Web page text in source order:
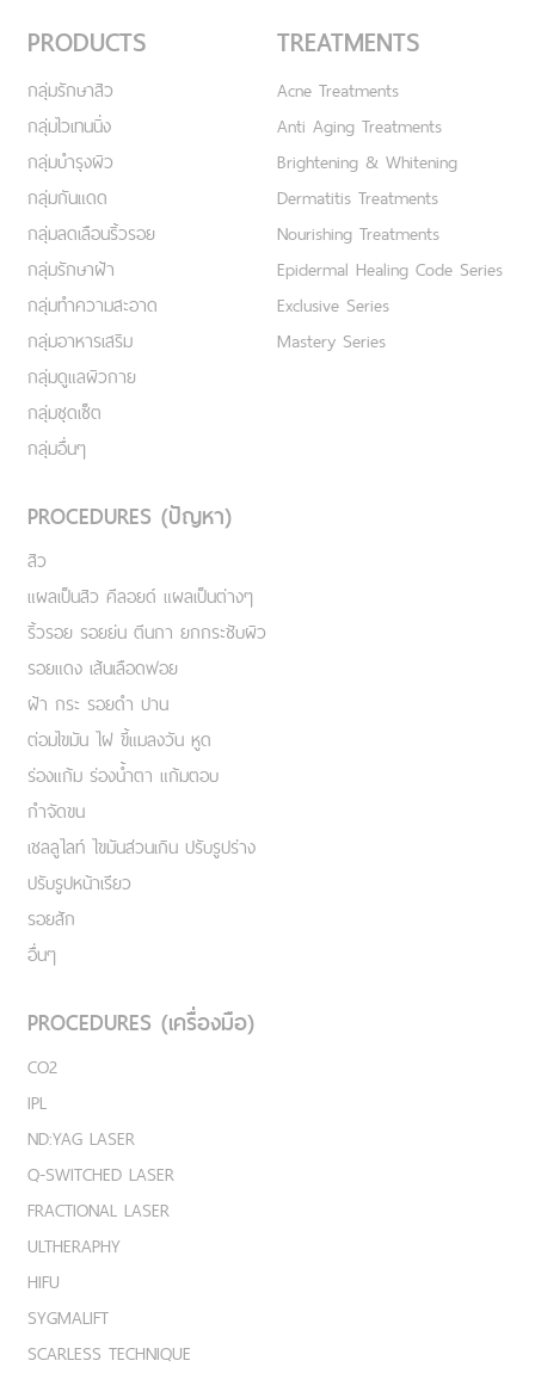
PRODUCTS
กลุ่มรักษาสิว
กลุ่มไวเทนนิ่ง
กลุ่มบำรุงผิว
กลุ่มกันแดด
กลุ่มลดเลือนริ้วรอย
กลุ่มรักษาฝ้า
กลุ่มทำความสะอาด
กลุ่มอาหารเสริม
กลุ่มดูแลผิวกาย
กลุ่มชุดเซ็ต
กลุ่มอื่นๆ
TREATMENTS
Acne Treatments
Anti Aging Treatments
Brightening & Whitening
Dermatitis Treatments
Nourishing Treatments
Epidermal Healing Code Series
Exclusive Series
Mastery Series
PROCEDURES (ปัญหา)
สิว
แผลเป็นสิว คีลอยด์ แผลเป็นต่างๆ
ริ้วรอย รอยย่น ตีนกา ยกกระชับผิว
รอยแดง เส้นเลือดฟอย
ฝ้า กระ รอยดำ ปาน
ต่อมไขมัน ไฝ ขี้แมลงวัน หูด
ร่องแก้ม ร่องน้ำตา แก้มตอบ
กำจัดขน
เชลลูไลท์ ไขมันส่วนเกิน ปรับรูปร่าง
ปรับรูปหน้าเรียว
รอยสัก
อื่นๆ
PROCEDURES (เครื่องมือ)
CO2
IPL
ND:YAG LASER
Q-SWITCHED LASER
FRACTIONAL LASER
ULTHERAPHY
HIFU
SYGMALIFT
SCARLESS TECHNIQUE